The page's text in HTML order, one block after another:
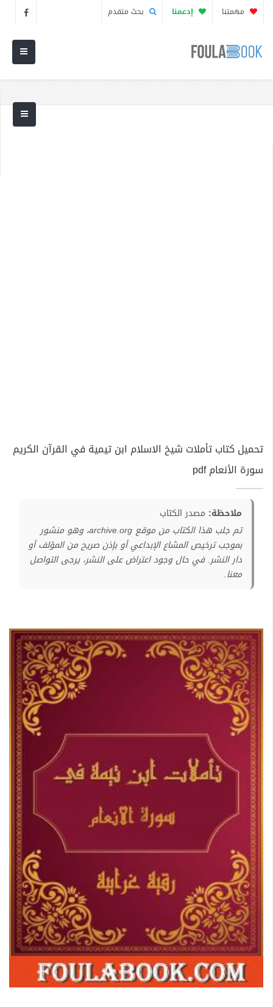
مهمتنا إدعمنا بحث متقدم
تحميل كتاب تأملات شيخ الاسلام ابن تيمية في القرآن الكريم
سورة الأنعام pdf
ملاحظة: مصدر الكتاب
تم جلب هذا الكتاب من موقع archive.org، وهو منشور
بموجب ترخيص المشاع الإبداعي أو بإذن صريح من المؤلف أو
دار النشر. في حال وجود اعتراض على النشر، يرجى التواصل
معنا.